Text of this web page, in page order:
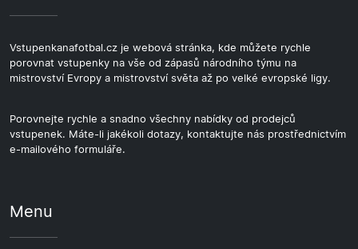
Vstupenkanafotbal.cz je webová stránka, kde můžete rychle
porovnat vstupenky na vše od zápasů národního týmu na
mistrovství Evropy a mistrovství světa až po velké evropské ligy.
Porovnejte rychle a snadno všechny nabídky od prodejců
vstupenek. Máte-li jakékoli dotazy, kontaktujte nás prostřednictvím
e-mailového formuláře.
Menu